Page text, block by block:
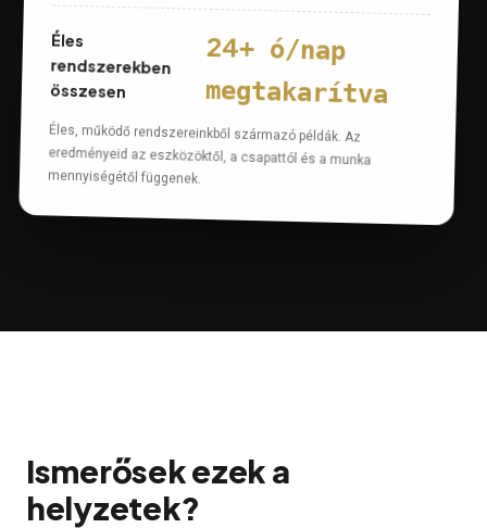
Éles
rendszerekben
összesen
24+ ó/nap
megtakarítva
Éles, működő rendszereinkből származó példák. Az
eredményeid az eszközöktől, a csapattól és a munka
mennyiségétől függenek.
Ismerősek ezek a
helyzetek?